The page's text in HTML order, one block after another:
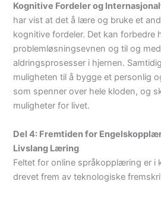
Kognitive Fordeler og
har vist at det å lære og bruke et
kognitive fordeler. Det kan forbedre
problemløsningsevnen og til og
aldringsprosesser i hjernen.
muligheten til å bygge et personlig
som spenner over hele kloden, og
muligheter for livet.
Del 4: Fremtiden for
Livslang Læring
Feltet for online språkopplæring er i
drevet frem av teknologiske